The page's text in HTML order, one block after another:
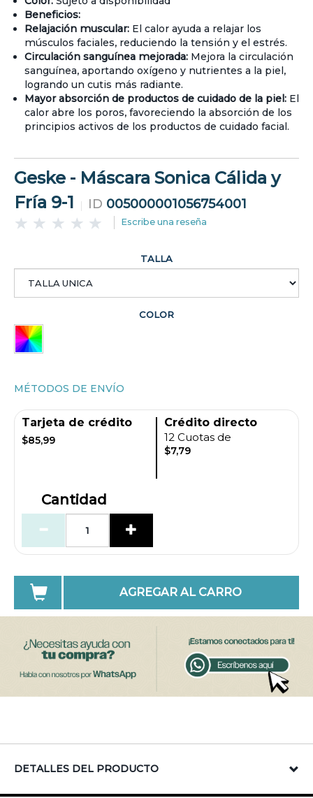
Beneficios:
Relajación muscular: El calor ayuda a relajar los
músculos faciales, reduciendo la tensión y el estrés.
Circulación sanguínea mejorada: Mejora la circulación
sanguínea, aportando oxígeno y nutrientes a la piel,
logrando un cutis más radiante.
Mayor absorción de productos de cuidado de la piel: El
calor abre los poros, favoreciendo la absorción de los
principios activos de los productos de cuidado facial.
Geske - Máscara Sonica Cálida y
Fría 9-1
ID 005000001056754001
Escribe una reseña
TALLA
COLOR
MÉTODOS DE ENVÍO
Tarjeta de crédito
$85,99
Crédito directo
12 Cuotas de
$7,79
Cantidad
AGREGAR AL CARRO
DETALLES DEL PRODUCTO